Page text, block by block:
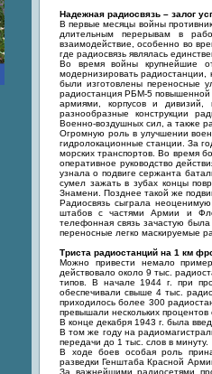
Надежная радиосвязь – залог
В первые месяцы войны
длительным перерывам в
взаимодействие, особенно во
где радиосвязь являлась
Во время войны крупнейшие
модернизировать радиостанции,
были изготовлены переносные
радиостанция РБМ-5 повышенной
армиями, корпусов и дивизий,
разнообразные конструкции
Военно-воздушных сил, а также
Огромную роль в улучшении
гидролокационные станции. За
морских транспортов. Во время
оперативное руководство
узнала о подвиге сержанта
сумел зажать в зубах концы
Знамени. Позднее такой же
Радиосвязь сыграла
штабов с частями Армии и
телефонная связь зачастую
переносные легко маскируемые
Триста радиостанций на 1 км
Можно привести немало
действовало около 9 тыс.
типов. В начале 1944 г. при
обеспечивали свыше 4 тыс.
приходилось более 300
превышали нескольких
В конце декабря 1943 г. была
В том же году на
передачи до 1 тыс. слов в минуту.
В ходе боев особая роль
разведки Генштаба Красной
За важнейшими радиосетями